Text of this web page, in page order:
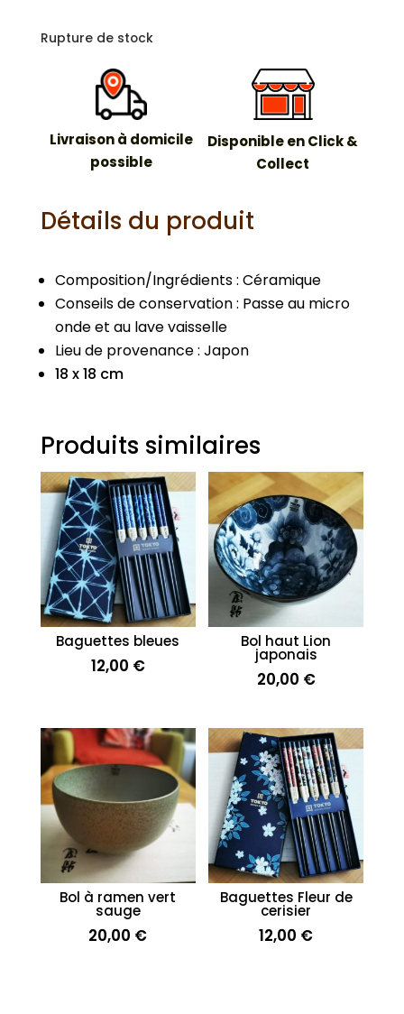
Rupture de stock
Livraison à domicile
possible
Disponible en Click &
Collect
Détails du produit
Composition/Ingrédients : Céramique
Conseils de conservation : Passe au micro
onde et au lave vaisselle
Lieu de provenance : Japon
18 x 18 cm
Produits similaires
Baguettes bleues
12,00 €
Bol haut Lion
japonais
20,00 €
Bol à ramen vert
sauge
20,00 €
Baguettes Fleur de
cerisier
12,00 €